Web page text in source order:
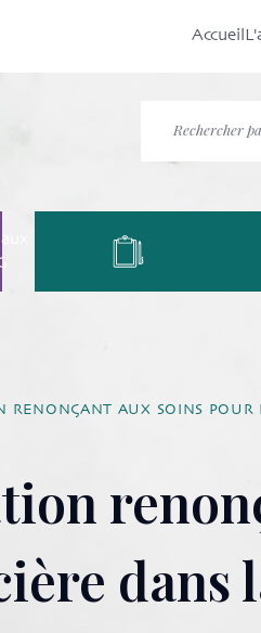
Accueil
RENONÇANT AUX SOINS
dans